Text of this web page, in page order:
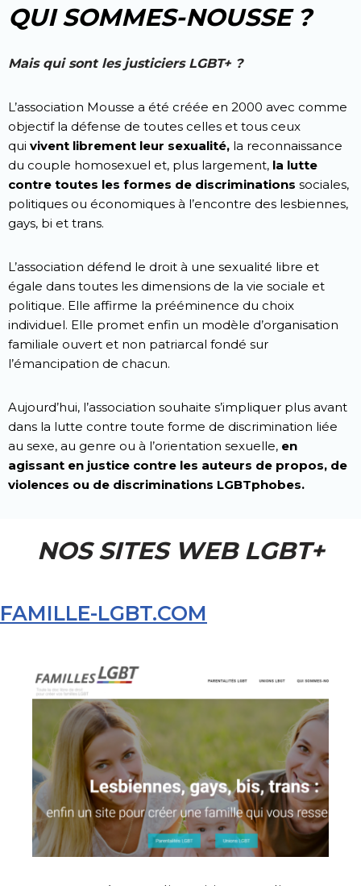
QUI SOMMES-NOUSSE ?
Mais qui sont les justiciers LGBT+ ?
L’association Mousse a été créée en 2000 avec comme
objectif la défense de toutes celles et tous ceux
qui vivent librement leur sexualité, la reconnaissance
du couple homosexuel et, plus largement, la lutte
contre toutes les formes de discriminations sociales,
politiques ou économiques à l’encontre des lesbiennes,
gays, bi et trans.
L’association défend le droit à une sexualité libre et
égale dans toutes les dimensions de la vie sociale et
politique. Elle affirme la prééminence du choix
individuel. Elle promet enfin un modèle d’organisation
familiale ouvert et non patriarcal fondé sur
l’émancipation de chacun.
Aujourd’hui, l’association souhaite s’impliquer plus avant
dans la lutte contre toute forme de discrimination liée
au sexe, au genre ou à l’orientation sexuelle, en
agissant en justice contre les auteurs de propos, de
violences ou de discriminations LGBTphobes.
NOS SITES WEB LGBT+
FAMILLE-LGBT.COM